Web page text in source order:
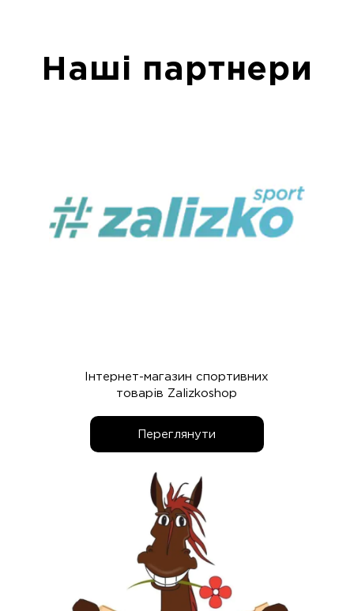
Наші партнери
Інтернет-магазин спортивних
товарів Zalizkoshop
Переглянути